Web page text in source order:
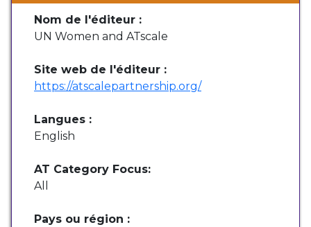
Nom de l'éditeur :
UN Women and ATscale
Site web de l'éditeur :
https://atscalepartnership.org/
Langues :
English
AT Category Focus:
All
Pays ou région :